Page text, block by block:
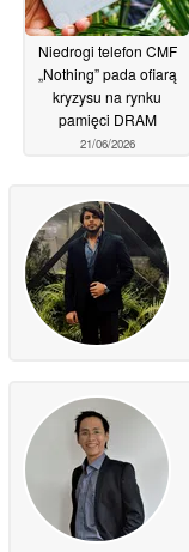
Niedrogi telefon CMF
„Nothing” pada ofiarą
kryzysu na rynku
pamięci DRAM
21/06/2026